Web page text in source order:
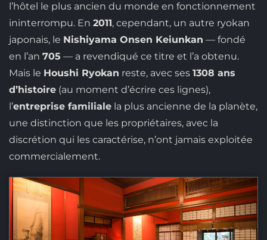
l’hôtel le plus ancien du monde en fonctionnement
ininterrompu. En 2011, cependant, un autre ryokan
japonais, le Nishiyama Onsen Keiunkan — fondé
en l’an 705 — a revendiqué ce titre et l’a obtenu.
Mais le Houshi Ryokan reste, avec ses 1308 ans
d’histoire(au moment d’écrire ces lignes),
l’entreprise familialela plus ancienne de la planète,
une distinction que les propriétaires, avec la
discrétion qui les caractérise, n’ont jamais exploitée
commercialement.